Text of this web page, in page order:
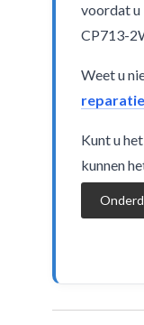
voordat u
CP713-
Weet u
Kunt u
kunnen